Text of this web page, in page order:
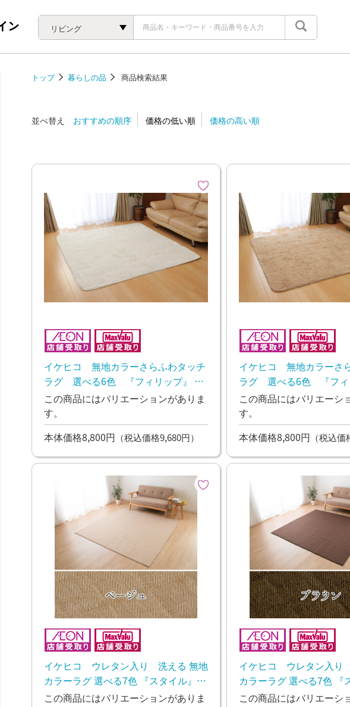
リビング
トップ 暮らしの品 商品検索結果
並べ替え おすすめの順序 価格の低い順 価格の高い順
イケヒコ 無地カラーさらふわタッチ
ラグ 選べる6色 『フィリップ』 ア
イボリー
この商品にはバリエーションがありま
す。
本体価格8,800円 （税込価格9,680円）
イケヒコ 無地カラーさ
ラグ 選べる6色 『フィ
ージュ
この商品にはバリエーシ
す。
本体価格8,800円 （税込価
イケヒコ ウレタン入り 洗える 無地
カラーラグ 選べる7色 『スタイル』
ベージュ【10日~2週間後のお渡し】
この商品にはバリエーションがありま
イケヒコ ウレタン入り
カラーラグ 選べる7色 『
ブラウン【10日~2週間後
この商品にはバリエーシ